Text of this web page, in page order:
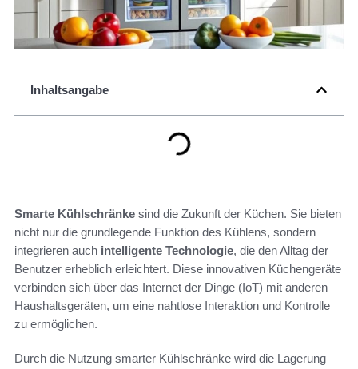
Inhaltsangabe
Smarte Kühlschränke sind die Zukunft der Küchen. Sie bieten
nicht nur die grundlegende Funktion des Kühlens, sondern
integrieren auch intelligente Technologie, die den Alltag der
Benutzer erheblich erleichtert. Diese innovativen Küchengeräte
verbinden sich über das Internet der Dinge (IoT) mit anderen
Haushaltsgeräten, um eine nahtlose Interaktion und Kontrolle
zu ermöglichen.
Durch die Nutzung smarter Kühlschränke wird die Lagerung